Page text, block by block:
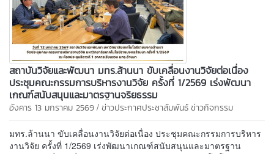
สถาบันวิจัยและพัฒนา มทร.ล้านนา ขับเคลื่อนงานวิจัยต่อเนื่อง
ประชุมคณะกรรมการบริหารงานวิจัย ครั้งที่ 1/2569 เร่งพัฒนา
เกณฑ์สนับสนุนและมาตรฐานจริยธรรม
อังคาร 13 มกราคม 2569 / ข่าวประกาศประชาสัมพันธ์ข่าวกิจกรรม
มทร.ล้านนา ขับเคลื่อนงานวิจัยต่อเนื่อง ประชุมคณะกรรมการบริหาร
งานวิจัย ครั้งที่ 1/2569 เร่งพัฒนาเกณฑ์สนับสนุนและมาตรฐาน